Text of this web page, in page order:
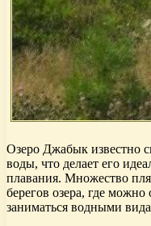
Озеро Джабык известно
воды, что делает его
плавания. Множество
берегов озера, где можно
заниматься водными